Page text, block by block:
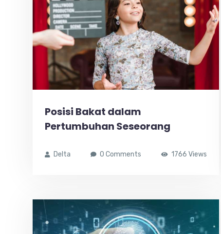
Posisi Bakat dalam
Pertumbuhan Seseorang
Delta 0 Comments 1766 Views